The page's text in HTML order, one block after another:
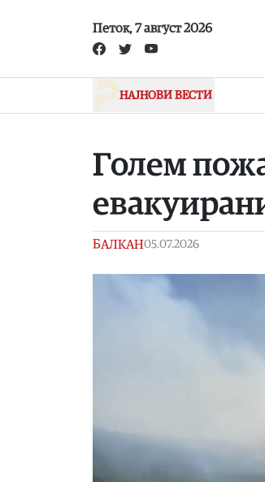
Петок, 7 август 2026
НАЈНОВИ ВЕСТИ
Голем
БАЛКАН05.07.2026